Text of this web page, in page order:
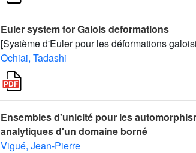
Euler system for Galois deformations
[Système d'Euler pour les déformations
Ochiai, Tadashi
Ensembles d'unicité pour les
analytiques d'un domaine borné
Vigué, Jean-Pierre